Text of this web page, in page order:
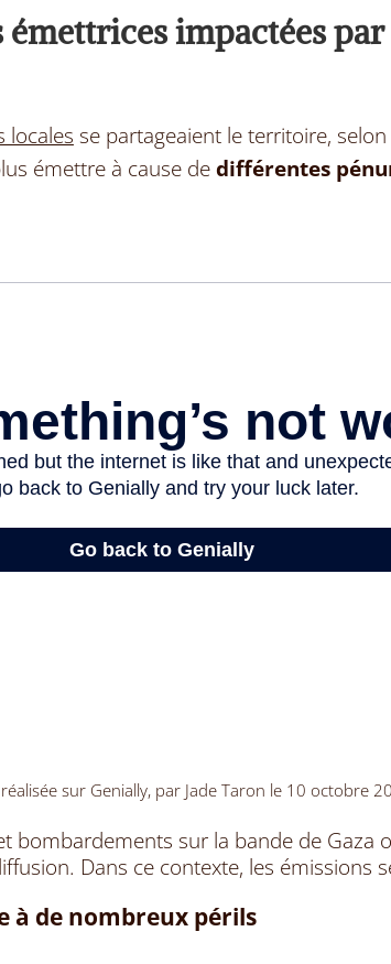
émettrices impactées
locales se partageaient le territoire, selon
émettre à cause dedifférentes
sur Genially, par Jade Taron le 10 octobre
bombardements sur la bande de Gaza
Dans ce contexte, les émissions
à de nombreux périls